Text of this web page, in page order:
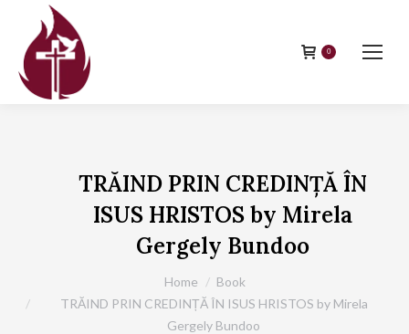
0
TRĂIND PRIN CREDINȚĂ ÎN
ISUS HRISTOS by Mirela
Gergely Bundoo
Home
Book
TRĂIND PRIN CREDINȚĂ ÎN ISUS HRISTOS by Mirela
Gergely Bundoo